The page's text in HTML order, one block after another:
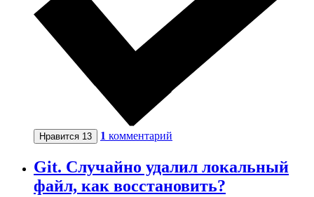
Нравится 13 1 комментарий
Git. Случайно удалил локальный
файл, как восстановить?